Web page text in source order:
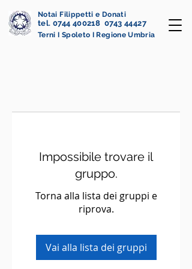
Notai Filippetti e Donati
tel. 0744 400218 0743 44427
Terni I Spoleto I Regione Umbria
Impossibile trovare il
gruppo.
Torna alla lista dei gruppi e
riprova.
Vai alla lista dei gruppi